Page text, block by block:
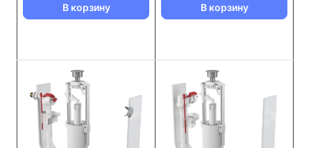
В корзину В корзину